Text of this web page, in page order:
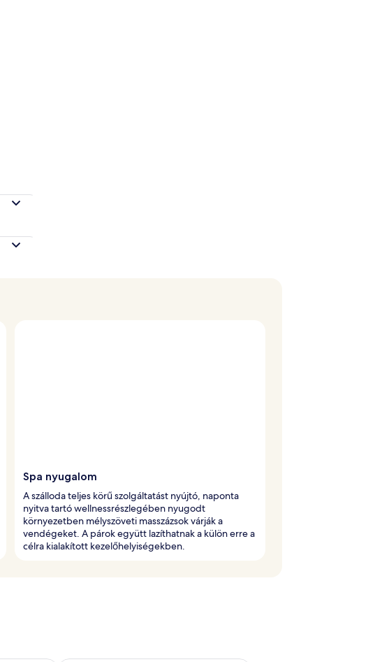
Spa nyugalom
A szálloda teljes körű szolgáltatást nyújtó, naponta
nyitva tartó wellnessrészlegében nyugodt
környezetben mélyszöveti masszázsok várják a
vendégeket. A párok együtt lazíthatnak a külön erre a
célra kialakított kezelőhelyiségekben.